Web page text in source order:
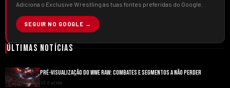
Adiciona o Exclusive Wrestling às tuas fontes preferidas do Google.
SEGUIR NO GOOGLE →
Últimas Notícias
PRÉ-VISUALIZAÇÃO DO WWE RAW: COMBATES E SEGMENTOS A NÃO PERDER
10 d atrás